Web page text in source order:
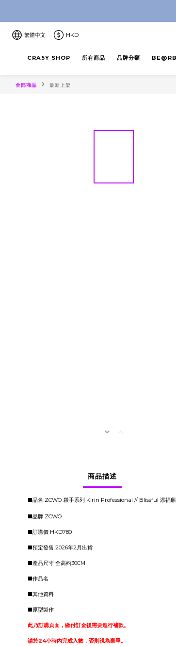
繁體中文 HKD
CRA5Y SHOP 所有商品 品牌分類
全部商品 最新上架
商品描述
■品名 ZCWO 殺手系列 Kirin Professional // Blissful 添福
■品牌 ZCWO
■訂購價 HKD780
■預定發售 2026年2月出貨
■產品尺寸 全高約30CM
■作品名
■其他資料
■原型製作
此乃訂購頁面，繳付訂金後需要進行補款。
請於24小時內完成入數，否則視為棄單。